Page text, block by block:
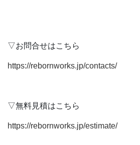
▽お問合せはこちら
https://rebornworks.jp/contacts/
▽無料見積はこちら
https://rebornworks.jp/estimate/